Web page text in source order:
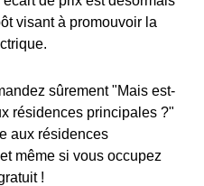
visant à promouvoir la
sûrement "Mais est-
résidences principales ?"
aux résidences
même si vous occupez
!